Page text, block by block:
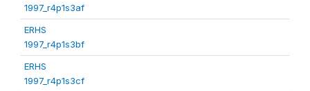
1997_r4p1s3af
ERHS
1997_r4p1s3bf
ERHS
1997_r4p1s3cf